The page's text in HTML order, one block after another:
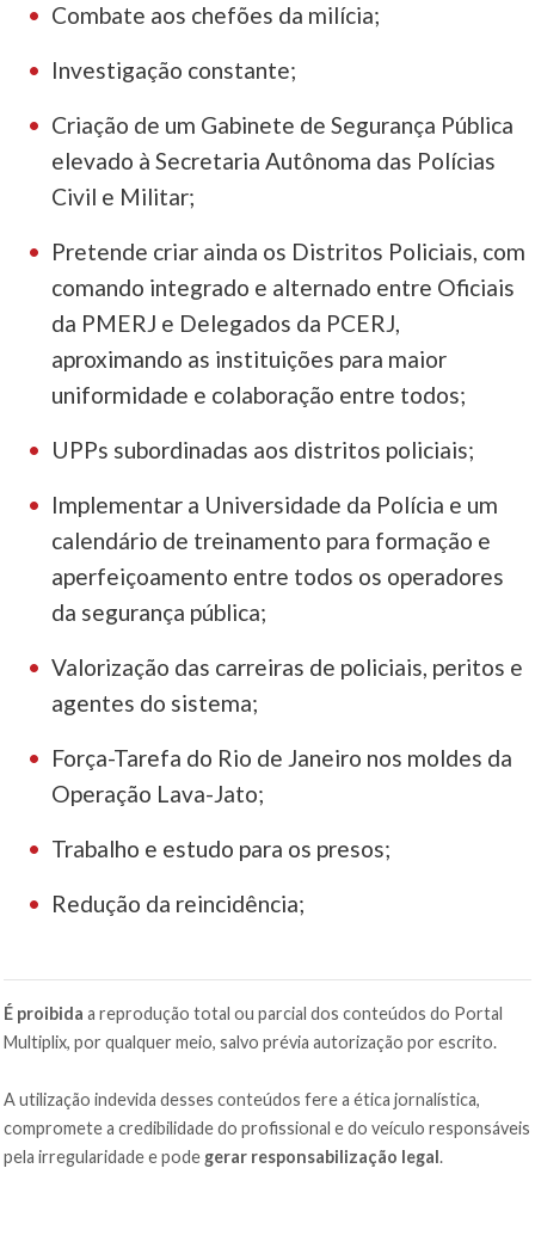
Combate aos chefões da milícia;
Investigação constante;
Criação de um Gabinete de Segurança Pública
elevado à Secretaria Autônoma das Polícias
Civil e Militar;
Pretende criar ainda os Distritos Policiais, com
comando integrado e alternado entre Oficiais
da PMERJ e Delegados da PCERJ,
aproximando as instituições para maior
uniformidade e colaboração entre todos;
UPPs subordinadas aos distritos policiais;
Implementar a Universidade da Polícia e um
calendário de treinamento para formação e
aperfeiçoamento entre todos os operadores
da segurança pública;
Valorização das carreiras de policiais, peritos e
agentes do sistema;
Força-Tarefa do Rio de Janeiro nos moldes da
Operação Lava-Jato;
Trabalho e estudo para os presos;
Redução da reincidência;
É proibida a reprodução total ou parcial dos conteúdos do Portal
Multiplix, por qualquer meio, salvo prévia autorização por escrito.
A utilização indevida desses conteúdos fere a ética jornalística,
compromete a credibilidade do profissional e do veículo responsáveis
pela irregularidade e pode gerar responsabilização legal.